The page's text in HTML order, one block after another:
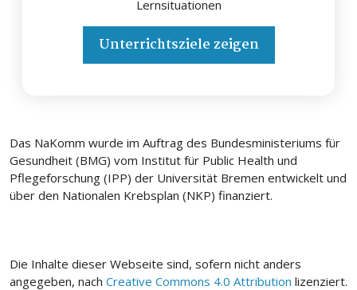
Lernsituationen
Unterrichtsziele zeigen
Das NaKomm wurde im Auftrag des Bundesministeriums für
Gesundheit (BMG) vom Institut für Public Health und
Pflegeforschung (IPP) der Universität Bremen entwickelt und
über den Nationalen Krebsplan (NKP) finanziert.
Die Inhalte dieser Webseite sind, sofern nicht anders
angegeben, nach Creative Commons 4.0 Attribution lizenziert.